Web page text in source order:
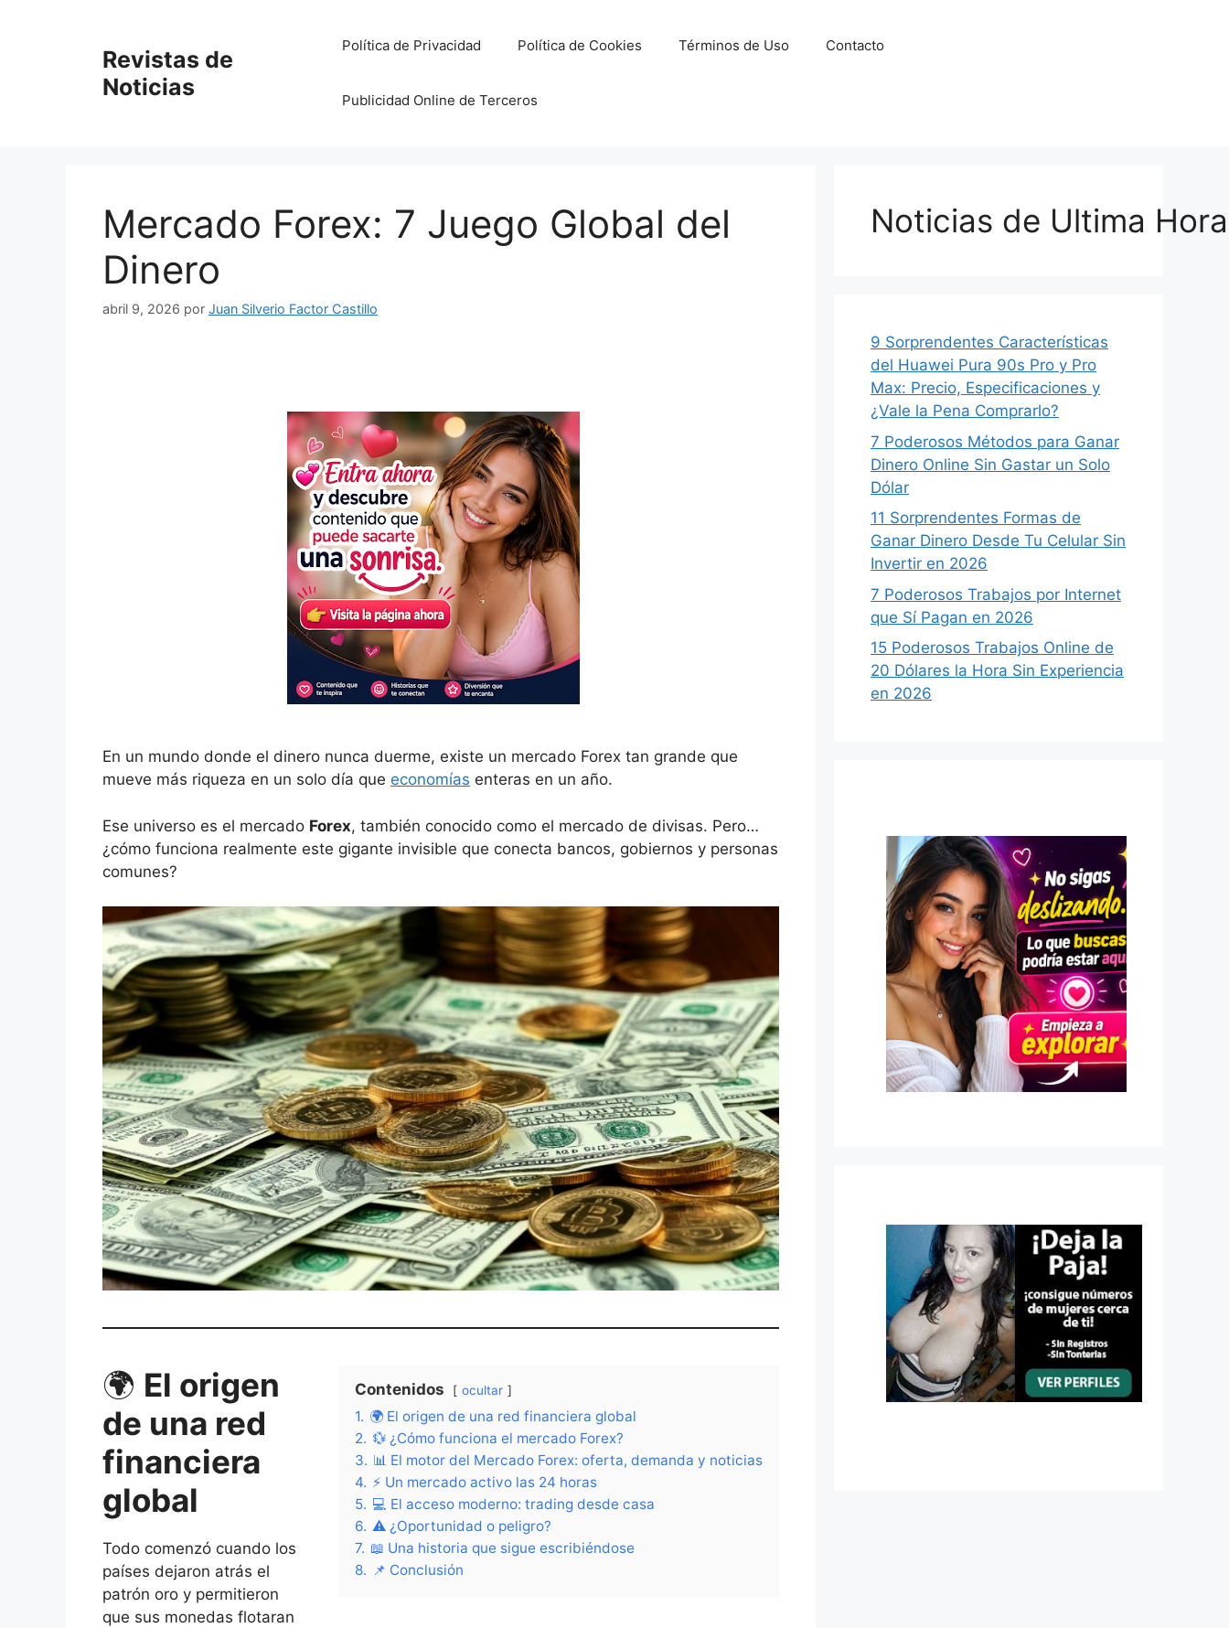
Revistas de
Noticias
Política de Privacidad Política de Cookies Términos de Uso Contacto
Publicidad Online de Terceros
Mercado Forex: 7 Juego Global del
Dinero
abril 9, 2026 por Juan Silverio Factor Castillo
En un mundo donde el dinero nunca duerme, existe un mercado Forex tan grande que
mueve más riqueza en un solo día que economías enteras en un año.
Ese universo es el mercado Forex, también conocido como el mercado de divisas. Pero…
¿cómo funciona realmente este gigante invisible que conecta bancos, gobiernos y personas
comunes?
Contenidos ocultar
1. 🌍 El origen de una red financiera global
2. 💱 ¿Cómo funciona el mercado Forex?
3. 📊 El motor del Mercado Forex: oferta, demanda y noticias
4. ⚡ Un mercado activo las 24 horas
5. 💻 El acceso moderno: trading desde casa
6. ⚠️ ¿Oportunidad o peligro?
7. 📖 Una historia que sigue escribiéndose
8. 📌 Conclusión
🌍 El origen
de una red
financiera
global
Todo comenzó cuando los
países dejaron atrás el
patrón oro y permitieron
que sus monedas flotaran
Noticias de Ultima
9 Sorprendentes Características
del Huawei Pura 90s Pro y Pro
Max: Precio, Especificaciones y
¿Vale la Pena Comprarlo?
7 Poderosos Métodos para Ganar
Dinero Online Sin Gastar un Solo
Dólar
11 Sorprendentes Formas de
Ganar Dinero Desde Tu Celular Sin
Invertir en 2026
7 Poderosos Trabajos por Internet
que Sí Pagan en 2026
15 Poderosos Trabajos Online de
20 Dólares la Hora Sin Experiencia
en 2026